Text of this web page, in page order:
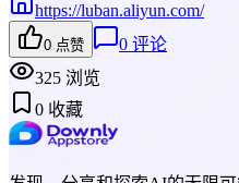
https://luban.aliyun.com/
0 点赞 0 评论
325 浏览
0 收藏